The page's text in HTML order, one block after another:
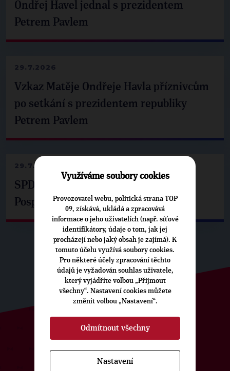
Ondřej Havel jednal s prezidentem
Petrem Pavlem
29.7.2026
Vzkaz Matěje Ondřeje Havla příznivcům
po setkání s prezidentem republiky
Petrem Pavlem
29.7.2026
SPD už není ve zprávě o extremismu.
Pospíšil: Je tu pachuť
ODEBÍREJTE NÁŠ TOPOVÝ
NEWSLETTER
Využíváme soubory cookies
Provozovatel webu, politická strana TOP
09, získává, ukládá a zpracovává
informace o jeho uživatelích (např. síťové
identifikátory, údaje o tom, jak jej
procházejí nebo jaký obsah je zajímá). K
tomuto účelu využívá soubory cookies.
Pro některé účely zpracování těchto
údajů je vyžadován souhlas uživatele,
který vyjádříte volbou „Přijmout
všechny“. Nastavení cookies můžete
změnit volbou „Nastavení“.
Odmítnout všechny
Nastavení